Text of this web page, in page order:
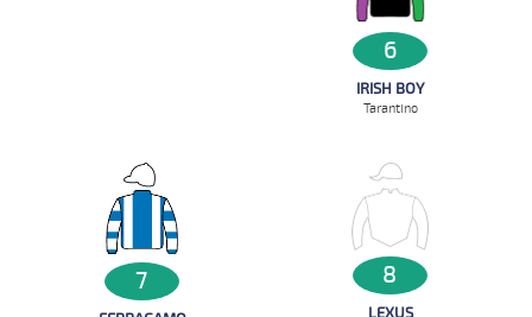
6
IRISH BOY
Tarantino
7 8